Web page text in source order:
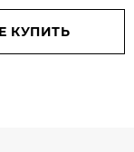
чистой
кислотой,
КУПИТЬ